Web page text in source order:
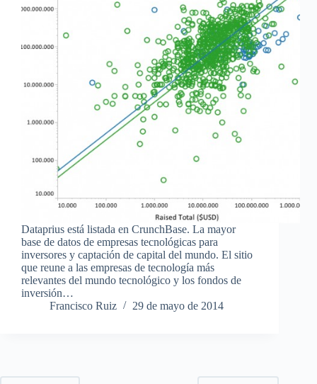
Dataprius está listada en CrunchBase. La mayor
base de datos de empresas tecnológicas para
inversores y captación de capital del mundo. El sitio
que reune a las empresas de tecnología más
relevantes del mundo tecnológico y los fondos de
inversión…
Francisco Ruiz
29 de mayo de 2014